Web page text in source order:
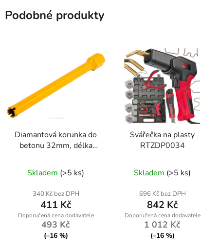
Podobné produkty
Diamantová korunka do
betonu 32mm, délka
UNC
Skladem (>5 ks)
340 Kč bez DPH
411 Kč
493 Kč
(–16 %)
Svářečka na plasty
RTZDP0034
Skladem (>5 ks)
696 Kč bez DPH
842 Kč
1 012 Kč
(–16 %)